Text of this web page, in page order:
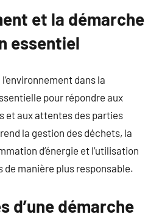
et la démarche
essentiel
dans la
pour répondre aux
et aux attentes des parties
la gestion des déchets, la
d’énergie et l’utilisation
de manière plus responsable.
d’une démarche